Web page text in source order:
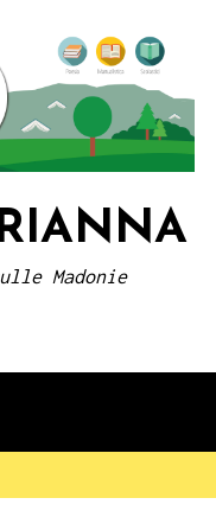
Madonie